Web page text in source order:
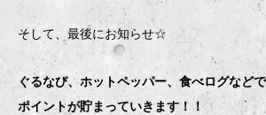
そして、最後にお知らせ☆
ぐるなび、ホットペッパー、食べログなど
ポイントが貯まっていきます！！